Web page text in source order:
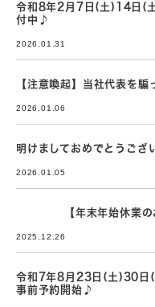
令和8年2月7日(土)14日(
付中♪
2026.01.31
【注意喚起】当社代表を
2026.01.06
明けましておめでとうご
2026.01.05
【年末年始休業のお
2025.12.26
令和7年8月23日(土)30日(
事前予約開始♪